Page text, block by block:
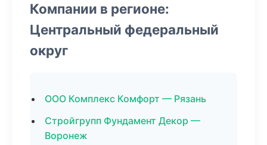
Компании в регионе:
Центральный федеральный
округ
ООО Комплекс Комфорт — Рязань
Стройгрупп Фундамент Декор —
Воронеж